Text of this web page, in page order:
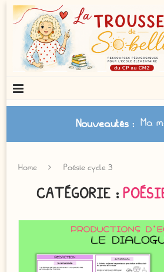
Nouveautés: Ma
Home Poésie cycle 3
CATÉGORIE :